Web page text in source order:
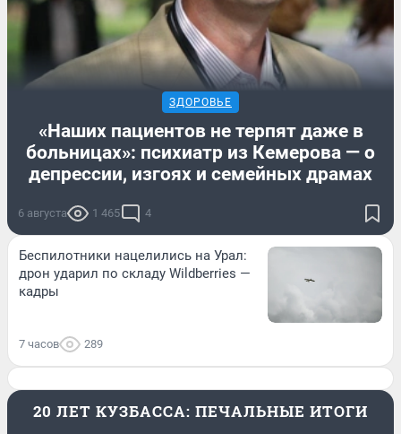
ЗДОРОВЬЕ
«Наших пациентов не терпят даже в
больницах»: психиатр из Кемерова — о
депрессии, изгоях и семейных драмах
6 августа 1 465 4
Беспилотники нацелились на Урал:
дрон ударил по складу Wildberries —
кадры
7 часов 289
20 ЛЕТ КУЗБАССА: ПЕЧАЛЬНЫЕ ИТОГИ